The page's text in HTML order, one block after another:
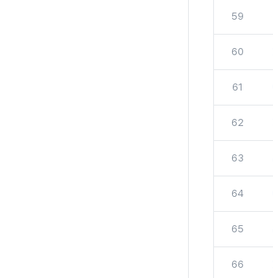
59
60
61
62
63
64
65
66